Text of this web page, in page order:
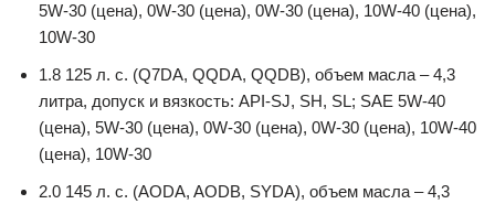
5W-30 (цена), 0W-30 (цена), 0W-30 (цена), 10W-40 (цена),
10W-30
1.8 125 л. с. (Q7DA, QQDA, QQDB), объем масла – 4,3
литра, допуск и вязкость: API-SJ, SH, SL; SAE 5W-40
(цена), 5W-30 (цена), 0W-30 (цена), 0W-30 (цена), 10W-40
(цена), 10W-30
2.0 145 л. с. (AODA, AODB, SYDA), объем масла – 4,3